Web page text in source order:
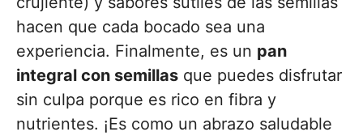
hacen que cada bocado sea una
experiencia. Finalmente, es un pan
integral con semillas que puedes disfrutar
sin culpa porque es rico en fibra y
nutrientes. ¡Es como un abrazo saludable